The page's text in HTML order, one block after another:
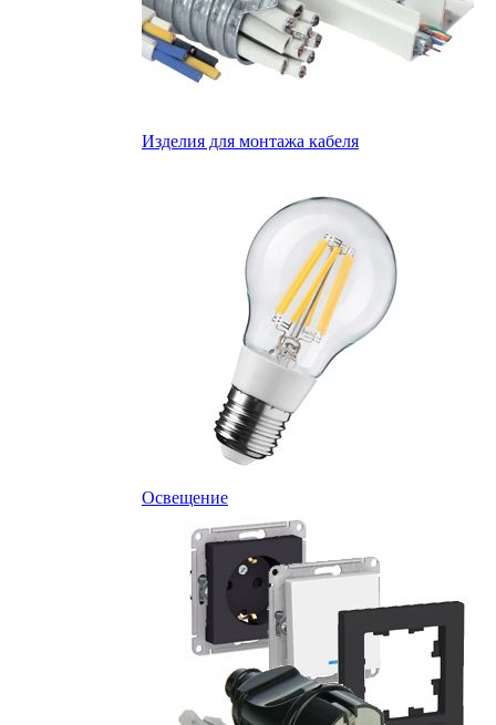
Изделия для монтажа кабеля
Освещение